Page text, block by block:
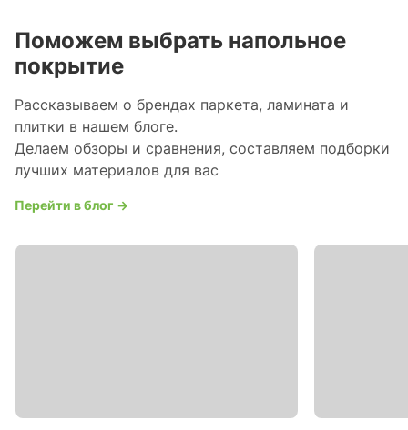
Поможем выбрать напольное
покрытие
Рассказываем о брендах паркета, ламината и
плитки в нашем блоге.
Делаем обзоры и сравнения, составляем подборки
лучших материалов для вас
Перейти в блог →